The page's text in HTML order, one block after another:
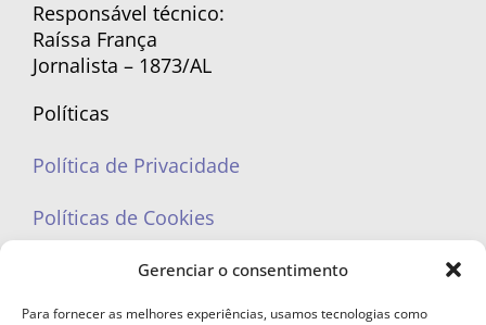
Gerenciar o consentimento
Para fornecer as melhores experiências, usamos tecnologias como
Responsável técnico:
Raíssa França
Jornalista – 1873/AL
Políticas
Política de Privacidade
Políticas de Cookies